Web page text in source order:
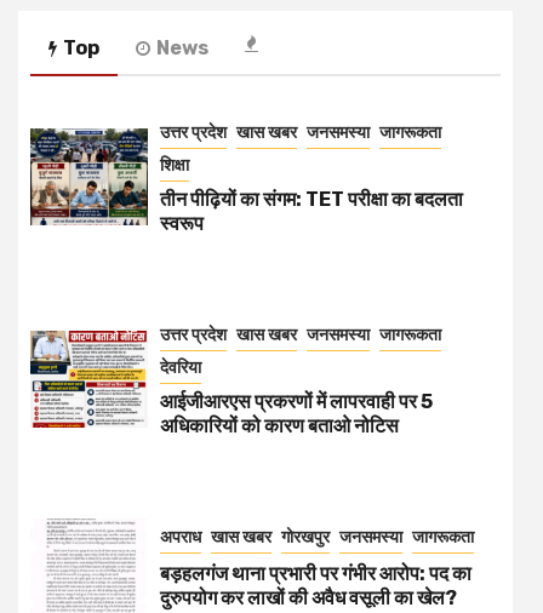
Top News
उत्तर प्रदेश खास खबर जनसमस्या जागरूकता
शिक्षा
तीन पीढ़ियों का संगम: TET परीक्षा का बदलता
स्वरूप
उत्तर प्रदेश खास खबर जनसमस्या जागरूकता
देवरिया
आईजीआरएस प्रकरणों में लापरवाही पर 5
अधिकारियों को कारण बताओ नोटिस
अपराध खास खबर गोरखपुर जनसमस्या जागरूकता
बड़हलगंज थाना प्रभारी पर गंभीर आरोप: पद का
दुरुपयोग कर लाखों की अवैध वसूली का खेल?